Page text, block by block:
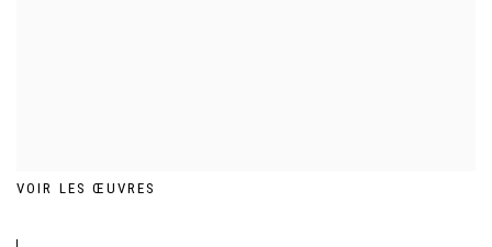
VOIR LES ŒUVRES